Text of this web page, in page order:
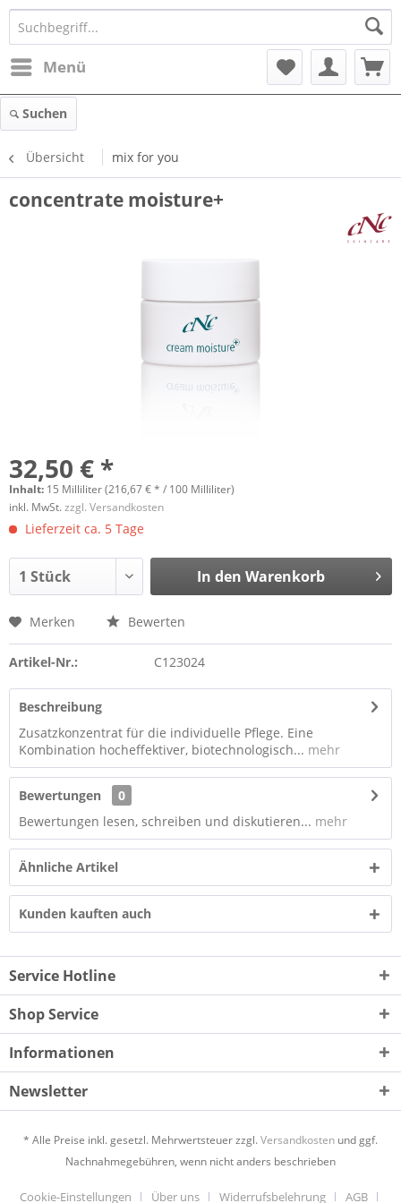
Menü
Suchen
Übersicht mix for you
concentrate moisture+
32,50 € *
Inhalt: 15 Milliliter (216,67 € * / 100 Milliliter)
inkl. MwSt.zzgl. Versandkosten
Lieferzeit ca. 5 Tage
In den Warenkorb
Merken Bewerten
Artikel-Nr.: C123024
Beschreibung
Zusatzkonzentrat für die individuelle Pflege. Eine
Kombination hocheffektiver, biotechnologisch... mehr
Bewertungen
0
Bewertungen lesen, schreiben und diskutieren... mehr
Ähnliche Artikel
Kunden kauften auch
Service Hotline
Shop Service
Informationen
Newsletter
* Alle Preise inkl. gesetzl. Mehrwertsteuer zzgl.Versandkosten und ggf.
Nachnahmegebühren, wenn nicht anders beschrieben
Cookie-Einstellungen Über uns Widerrufsbelehrung AGB